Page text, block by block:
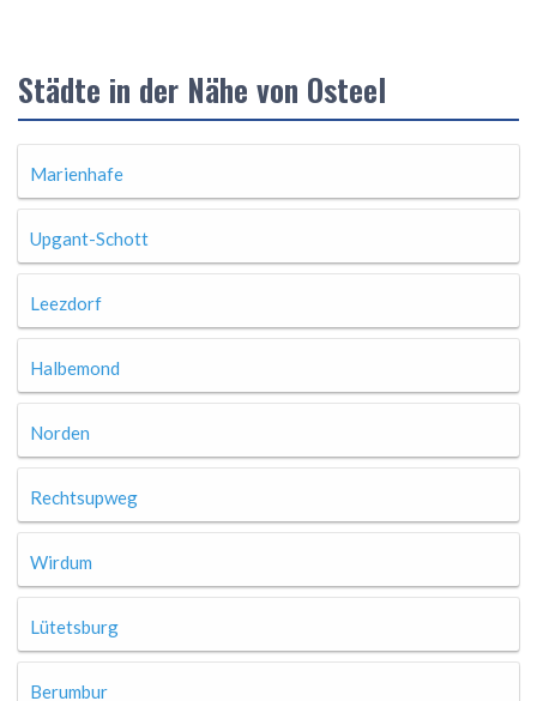
Städte in der Nähe von Osteel
Marienhafe
Upgant-Schott
Leezdorf
Halbemond
Norden
Rechtsupweg
Wirdum
Lütetsburg
Berumbur